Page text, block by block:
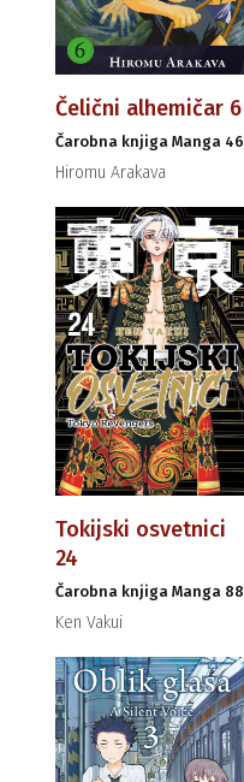
Čelični alhemičar 6
Čarobna knjiga Manga 46
Hiromu Arakava
Tokijski osvetnici
24
Čarobna knjiga Manga 88
Ken Vakui